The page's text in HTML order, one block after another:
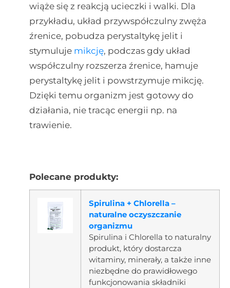
wiąże się z reakcją ucieczki i walki. Dla
przykładu, układ przywspółczulny zwęża
źrenice, pobudza perystaltykę jelit i
stymuluje mikcję, podczas gdy układ
współczulny rozszerza źrenice, hamuje
perystaltykę jelit i powstrzymuje mikcję.
Dzięki temu organizm jest gotowy do
działania, nie tracąc energii np. na
trawienie.
Polecane produkty:
Spirulina + Chlorella –
naturalne oczyszczanie
organizmu
Spirulina i Chlorella to naturalny
produkt, który dostarcza
witaminy, minerały, a także inne
niezbędne do prawidłowego
funkcjonowania składniki